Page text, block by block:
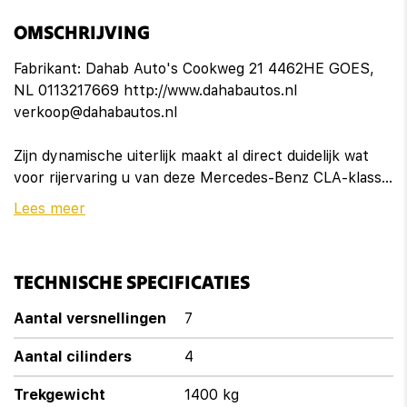
Bestuurdersstoel in hoogte verstelbaar
Binnenspiegel automatisch dimmend
Keyless start
Passagiersstoel in hoogte verstelbaar
Regensensor
Sportstuur
Overige
Autonomous Emergency Braking
OMSCHRIJVING
Fabrikant: Dahab Auto's Cookweg 21 4462HE GOES,
NL 0113217669 http://www.dahabautos.nl
verkoop@dahabautos.nl
Zijn dynamische uiterlijk maakt al direct duidelijk wat
voor rijervaring u van deze Mercedes-Benz CLA-klasse
mag verwachten: pure sportiviteit. Bent u bestand
stoelverwarming aanwezig in deze auto. Licht, lucht,
ruimte en gemak wordt verzorgd door het elektrisch
bedienbare glazen panoramadak. Ook 18 inch
lichtmetalen velgen, high-performance LED-
koplampen, AMG-styling, warmtewerend glas, LED-
achterlichten en verstelbare lendensteunen horen tot
Lees meer
TECHNISCHE SPECIFICATIES
Aantal versnellingen 7
Aantal cilinders 4
Trekgewicht 1400 kg